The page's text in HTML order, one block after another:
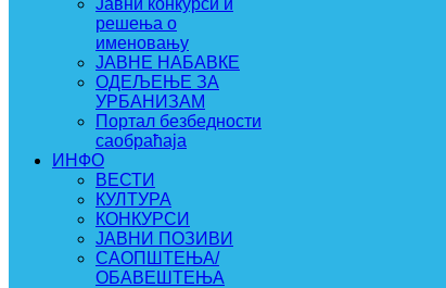
Јавни конкурси и
решења о
именовању
ЈАВНЕ НАБАВКЕ
ОДЕЉЕЊЕ ЗА
УРБАНИЗАМ
Портал безбедности
саобраћаја
ИНФО
ВЕСТИ
КУЛТУРА
КОНКУРСИ
ЈАВНИ ПОЗИВИ
САОПШТЕЊА/
ОБАВЕШТЕЊА